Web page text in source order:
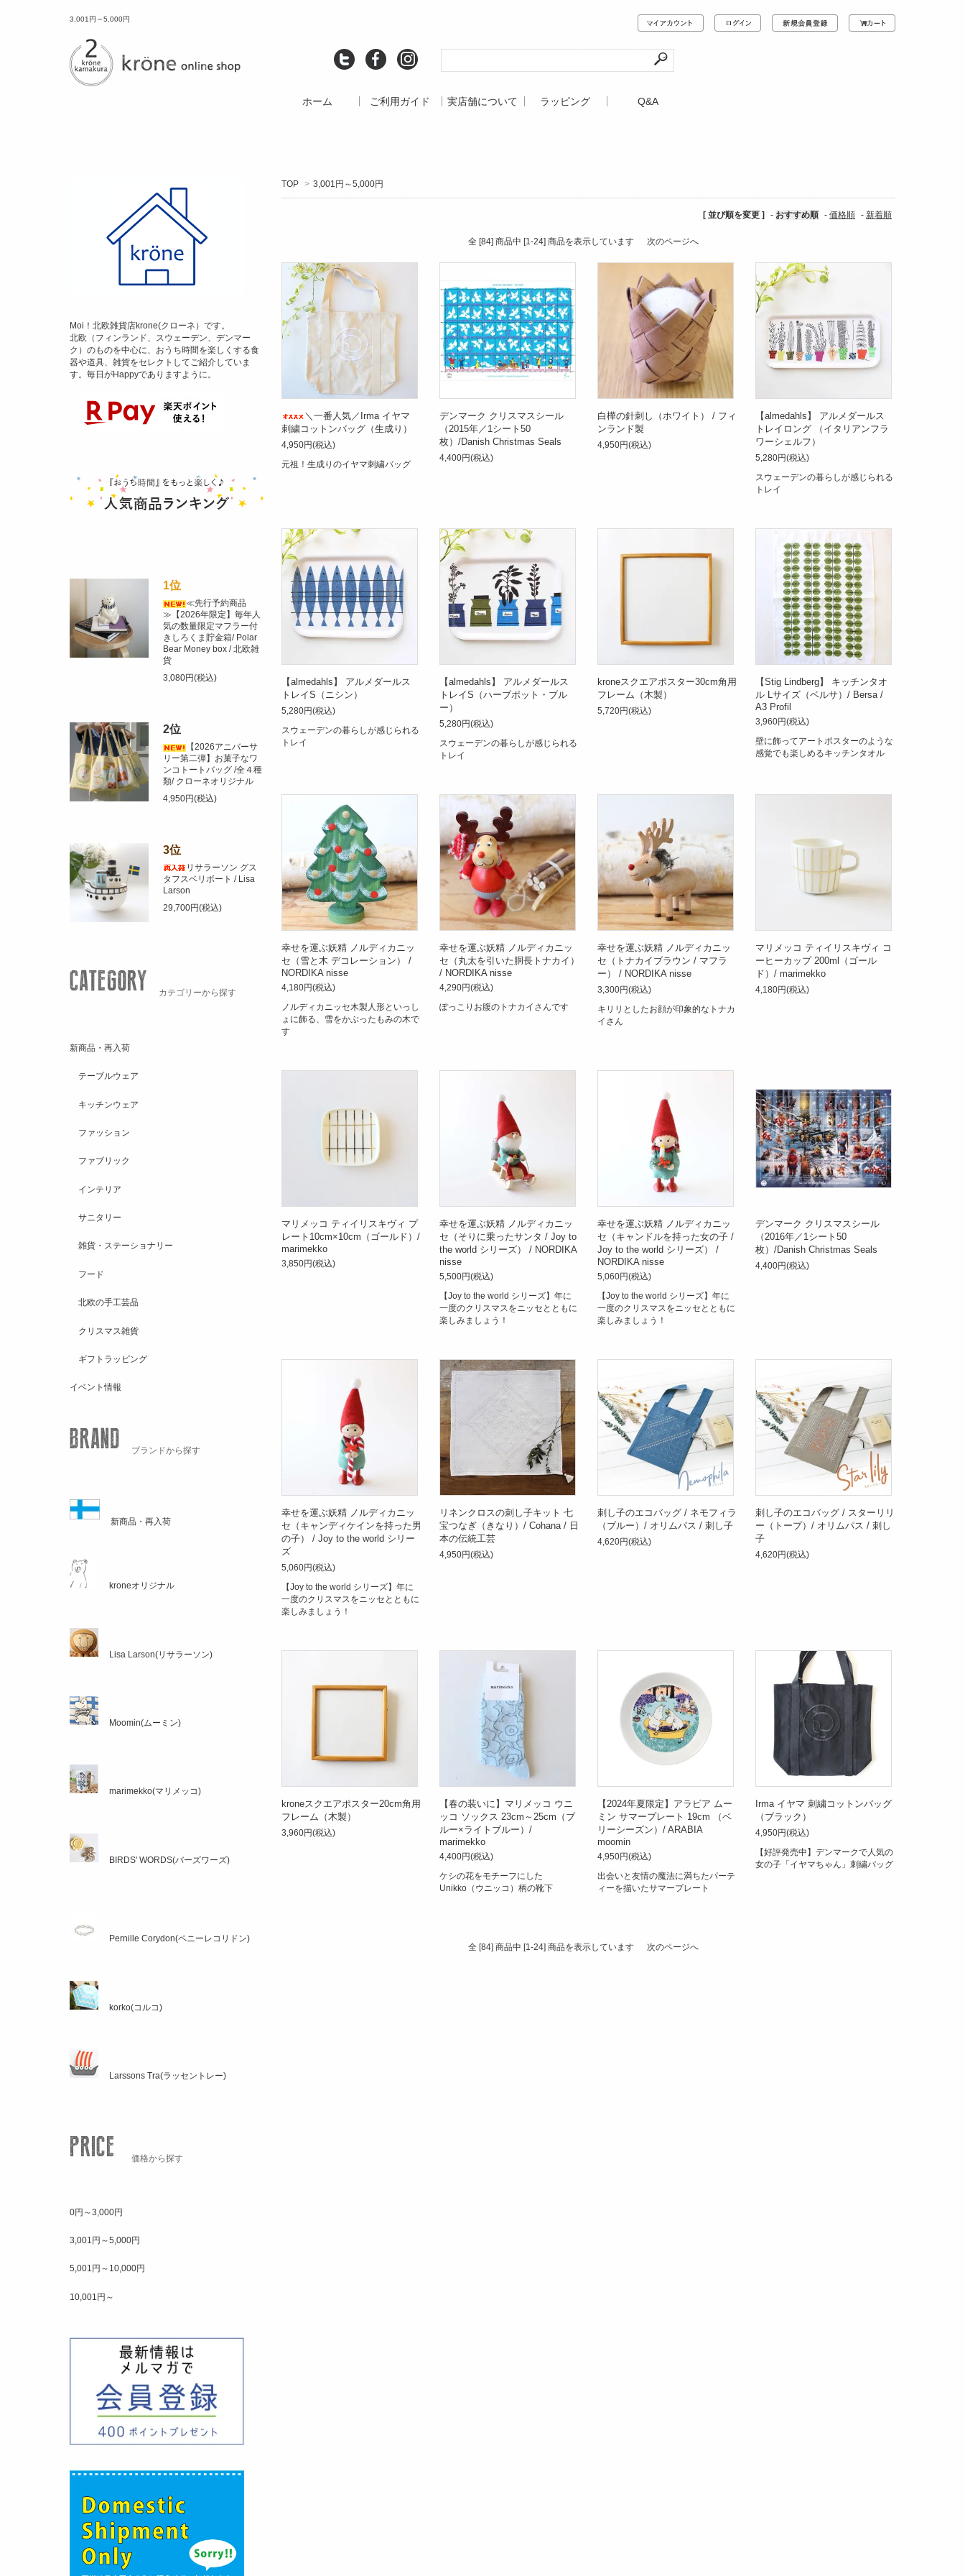
3,001円～5,000円
ホーム ご利用ガイド 実店舗について ラッピング Q&A
TOP > 3,001円～5,000円
[ 並び順を変更 ] - おすすめ順 - 価格順 - 新着順
全 [84] 商品中 [1-24] 商品を表示しています 次のページへ
＼一番人気／Irma イヤマ
刺繍コットンバッグ（生成り）
4,950円(税込)
元祖！生成りのイヤマ刺繍バッグ
デンマーク クリスマスシール
（2015年／1シート50
枚）/Danish Christmas Seals
4,400円(税込)
白樺の針刺し（ホワイト） / フィ
ンランド製
4,950円(税込)
【almedahls】 アルメダールス
トレイロング （イタリアンフラ
ワーシェルフ）
5,280円(税込)
スウェーデンの暮らしが感じられる
トレイ
【almedahls】 アルメダールス
トレイS（ニシン）
5,280円(税込)
スウェーデンの暮らしが感じられる
トレイ
【almedahls】 アルメダールス
トレイS（ハーブポット・ブル
ー）
5,280円(税込)
スウェーデンの暮らしが感じられる
トレイ
kroneスクエアポスター30cm角用
フレーム（木製）
5,720円(税込)
【Stig Lindberg】 キッチンタオ
ル Lサイズ（ベルサ）/ Bersa /
A3 Profil
3,960円(税込)
壁に飾ってアートポスターのような
感覚でも楽しめるキッチンタオル
幸せを運ぶ妖精 ノルディカニッ
セ（雪と木 デコレーション） /
NORDIKA nisse
4,180円(税込)
ノルディカニッセ木製人形といっし
ょに飾る、雪をかぶったもみの木で
す
幸せを運ぶ妖精 ノルディカニッ
セ（丸太を引いた胴長トナカイ）
/ NORDIKA nisse
4,290円(税込)
ぽっこりお腹のトナカイさんです
幸せを運ぶ妖精 ノルディカニッ
セ（トナカイブラウン / マフラ
ー） / NORDIKA nisse
3,300円(税込)
キリリとしたお顔が印象的なトナカ
イさん
マリメッコ ティイリスキヴィ コ
ーヒーカップ 200ml（ゴール
ド）/ marimekko
4,180円(税込)
マリメッコ ティイリスキヴィ プ
レート10cm×10cm（ゴールド）/
marimekko
3,850円(税込)
幸せを運ぶ妖精 ノルディカニッ
セ（そりに乗ったサンタ / Joy to
the world シリーズ） / NORDIKA
nisse
5,500円(税込)
【Joy to the world シリーズ】年に
一度のクリスマスをニッセとともに
楽しみましょう！
幸せを運ぶ妖精 ノルディカニッ
セ（キャンドルを持った女の子 /
Joy to the world シリーズ） /
NORDIKA nisse
5,060円(税込)
【Joy to the world シリーズ】年に
一度のクリスマスをニッセとともに
楽しみましょう！
デンマーク クリスマスシール
（2016年／1シート50
枚）/Danish Christmas Seals
4,400円(税込)
幸せを運ぶ妖精 ノルディカニッ
セ（キャンディケインを持った男
の子） / Joy to the world シリー
ズ
5,060円(税込)
【Joy to the world シリーズ】年に
一度のクリスマスをニッセとともに
楽しみましょう！
リネンクロスの刺し子キット 七
宝つなぎ（きなり）/ Cohana / 日
本の伝統工芸
4,950円(税込)
刺し子のエコバッグ / ネモフィラ
（ブルー）/ オリムパス / 刺し子
4,620円(税込)
刺し子のエコバッグ / スターリリ
ー（トープ）/ オリムパス / 刺し
子
4,620円(税込)
kroneスクエアポスター20cm角用
フレーム（木製）
3,960円(税込)
【春の装いに】マリメッコ ウニ
ッコ ソックス 23cm～25cm（ブ
ルー×ライトブルー）/
marimekko
4,400円(税込)
ケシの花をモチーフにした
Unikko（ウニッコ）柄の靴下
【2024年夏限定】アラビア ムー
ミン サマープレート 19cm （ベ
リーシーズン）/ ARABIA
moomin
4,950円(税込)
出会いと友情の魔法に満ちたパーテ
ィーを描いたサマープレート
Irma イヤマ 刺繍コットンバッグ
（ブラック）
4,950円(税込)
【好評発売中】デンマークで人気の
女の子「イヤマちゃん」刺繍バッグ
全 [84] 商品中 [1-24] 商品を表示しています 次のページへ
Moi！北欧雑貨店krone(クローネ）です。
北欧（フィンランド、スウェーデン、デンマー
ク）のものを中心に、おうち時間を楽しくする食
器や道具、雑貨をセレクトしてご紹介していま
す。毎日がHappyでありますように。
1位
≪先行予約商品
≫【2026年限定】毎年人
気の数量限定マフラー付
きしろくま貯金箱/ Polar
Bear Money box / 北欧雑
貨
3,080円(税込)
2位
【2026アニバーサ
リー第二弾】お菓子なワ
ンコトートバッグ /全４種
類/ クローネオリジナル
4,950円(税込)
3位
リサラーソン グス
タフスベリボート / Lisa
Larson
29,700円(税込)
カテゴリーから探す
新商品・再入荷
テーブルウェア
キッチンウェア
ファッション
ファブリック
インテリア
サニタリー
雑貨・ステーショナリー
フード
北欧の手工芸品
クリスマス雑貨
ギフトラッピング
イベント情報
ブランドから探す
新商品・再入荷
kroneオリジナル
Lisa Larson(リサラーソン)
Moomin(ムーミン)
marimekko(マリメッコ)
BIRDS' WORDS(バーズワーズ)
Pernille Corydon(ペニーレコリドン)
korko(コルコ)
Larssons Tra(ラッセントレー)
価格から探す
0円～3,000円
3,001円～5,000円
5,001円～10,000円
10,001円～